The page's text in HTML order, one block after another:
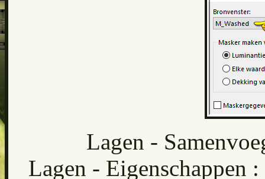
Lagen -
Lagen - Eigenschappen